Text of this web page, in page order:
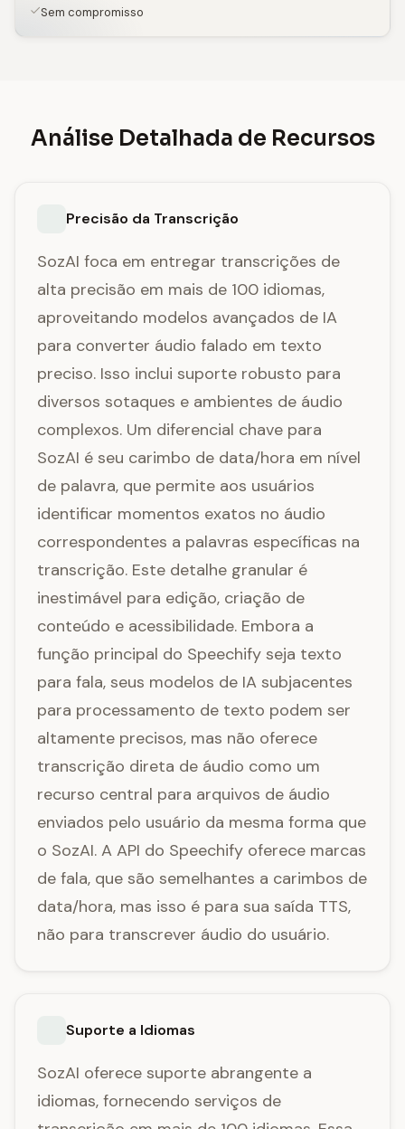
Sem compromisso
Análise Detalhada de Recursos
Precisão da Transcrição
SozAI foca em entregar transcrições de
alta precisão em mais de 100 idiomas,
aproveitando modelos avançados de IA
para converter áudio falado em texto
preciso. Isso inclui suporte robusto para
diversos sotaques e ambientes de áudio
complexos. Um diferencial chave para
SozAI é seu carimbo de data/hora em nível
de palavra, que permite aos usuários
identificar momentos exatos no áudio
correspondentes a palavras específicas na
transcrição. Este detalhe granular é
inestimável para edição, criação de
conteúdo e acessibilidade. Embora a
função principal do Speechify seja texto
para fala, seus modelos de IA subjacentes
para processamento de texto podem ser
altamente precisos, mas não oferece
transcrição direta de áudio como um
recurso central para arquivos de áudio
enviados pelo usuário da mesma forma que
o SozAI. A API do Speechify oferece marcas
de fala, que são semelhantes a carimbos de
data/hora, mas isso é para sua saída TTS,
não para transcrever áudio do usuário.
Suporte a Idiomas
SozAI oferece suporte abrangente a
idiomas, fornecendo serviços de